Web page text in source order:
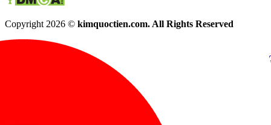
Copyright 2026 © kimquoctien.com. All Rights Reserved
(8h00 - 21h30)
(8h00 -